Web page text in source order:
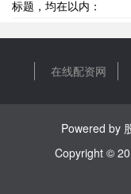
标题，均在以内：
在线配资网
Powered by
Copyright ©